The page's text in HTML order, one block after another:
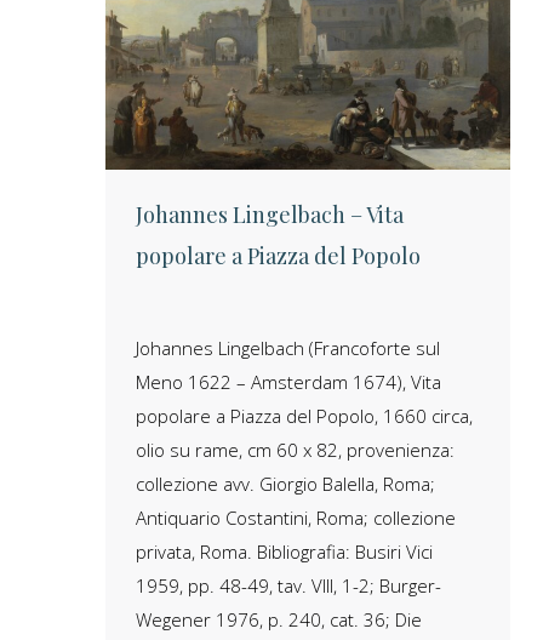
Johannes Lingelbach – Vita
popolare a Piazza del Popolo
Johannes Lingelbach (Francoforte sul
Meno 1622 – Amsterdam 1674), Vita
popolare a Piazza del Popolo, 1660 circa,
olio su rame, cm 60 x 82, provenienza:
collezione avv. Giorgio Balella, Roma;
Antiquario Costantini, Roma; collezione
privata, Roma. Bibliografia: Busiri Vici
1959, pp. 48-49, tav. VIII, 1-2; Burger-
Wegener 1976, p. 240, cat. 36; Die